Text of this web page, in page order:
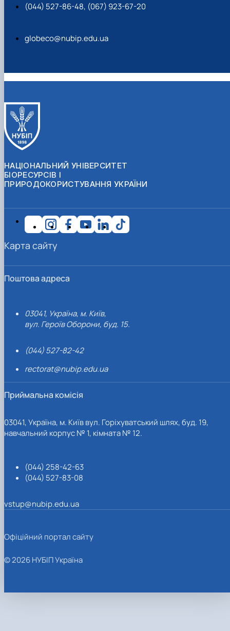
(044) 527-86-48, (067) 923-67-20
globeco@nubip.edu.ua
НАЦІОНАЛЬНИЙ УНІВЕРСИТЕТ
БІОРЕСУРСІВ І
ПРИРОДОКОРИСТУВАННЯ УКРАЇНИ
Поштова адреса
03041, Україна, м. Київ,
вул. Героїв Оборони, буд. 15.
(044) 527-82-42
rectorat@nubip.edu.ua
Приймальна комісія
03041, Україна, м. Київ вул. Горіхуватський шлях, буд. 19,
навчальний корпус № 1, кімната № 12.
(044) 258-42-63
(044) 527-83-08
vstup@nubip.edu.ua
Карта сайту
Офіційний портал сайту
© 2026 НУБІП Україна